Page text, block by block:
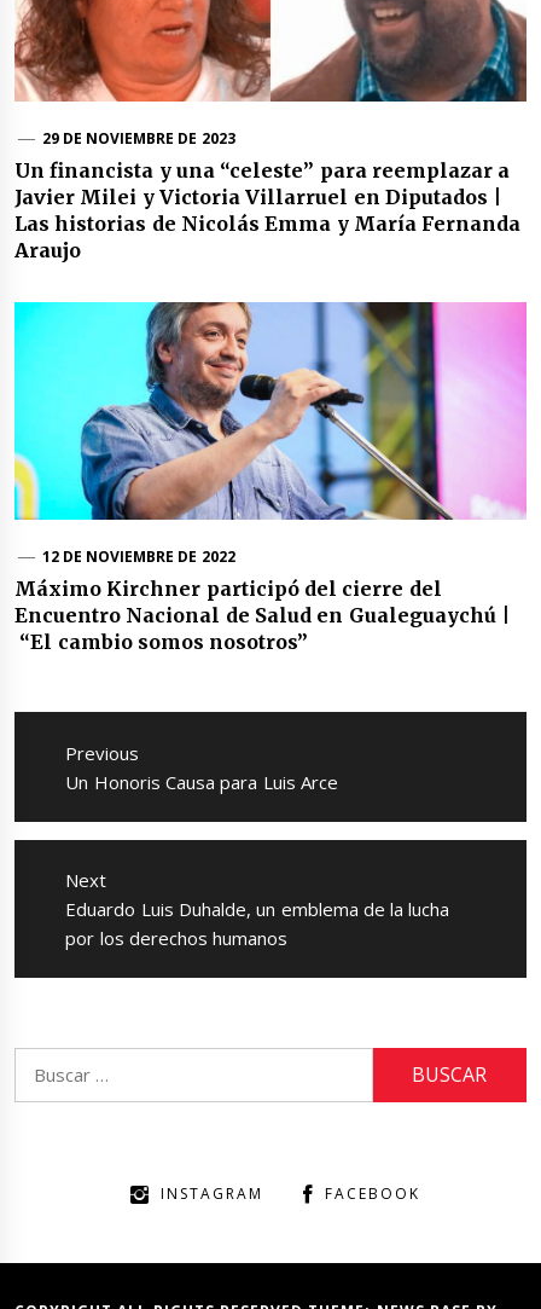
29 DE NOVIEMBRE DE 2023
Un financista y una “celeste” para reemplazar a
Javier Milei y Victoria Villarruel en Diputados |
Las historias de Nicolás Emma y María Fernanda
Araujo
12 DE NOVIEMBRE DE 2022
Máximo Kirchner participó del cierre del
Encuentro Nacional de Salud en Gualeguaychú |
“El cambio somos nosotros”
Navegación
entradas
Previous
Previous
Un Honoris Causa para Luis Arce
Next
Next
post:
Eduardo Luis Duhalde, un emblema de la lucha
por los derechos humanos
INSTAGRAM FACEBOOK